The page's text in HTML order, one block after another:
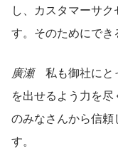
し、カスタマーサ
す。そのためにでき
廣瀬 私も御社にと
を出せるよう力を
のみなさんから信頼
す。